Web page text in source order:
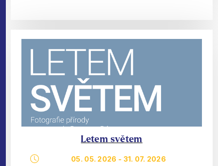
Letem světem
05. 05. 2026 - 31. 07. 2026